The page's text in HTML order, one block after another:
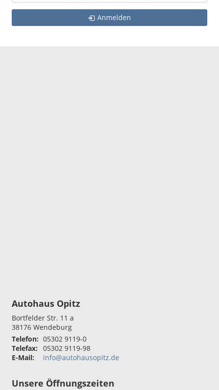
Anmelden
Autohaus Opitz
Bortfelder Str. 11 a
38176 Wendeburg
Telefon: 05302 9119-0
Telefax:
05302 9119-98
E-Mail:
info@autohausopitz.de
Unsere Öffnungszeiten